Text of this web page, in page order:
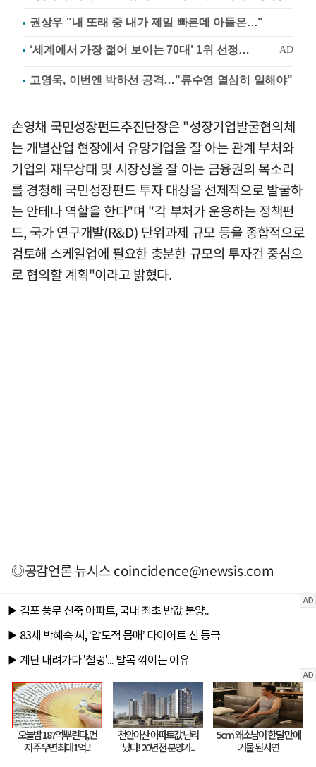
권상우 "내 또래 중 내가 제일 빠른데 아들은…"
고영욱, 이번엔 박하선 공격…"류수영 열심히 일해야"
손영채 국민성장펀드추진단장은 "성장기업발굴협의체
는 개별산업 현장에서 유망기업을 잘 아는 관계 부처와
기업의 재무상태 및 시장성을 잘 아는 금융권의 목소리
를 경청해 국민성장펀드 투자 대상을 선제적으로 발굴하
는 안테나 역할을 한다"며 "각 부처가 운용하는 정책펀
드, 국가 연구개발(R&D) 단위과제 규모 등을 종합적으로
검토해 스케일업에 필요한 충분한 규모의 투자건 중심으
로 협의할 계획"이라고 밝혔다.
◎공감언론 뉴시스coincidence@newsis.com